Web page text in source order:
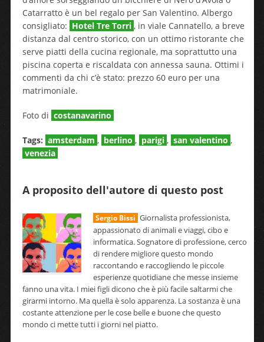
Catarratto è un bel regalo per San Valentino. Albergo
consigliato: Hotel Tre Torri , in viale Cannatello, a breve
distanza dal centro storico, con un ottimo ristorante che
serve piatti della cucina regionale, ma soprattutto una
piscina coperta e riscaldata con annessa sauna. Ottimi i
commenti da chi c’è stato: prezzo 60 euro per una
matrimoniale.
Foto di costanavarino
Tags: amsterdam , berlino , parigi , san valentino ,
venezia
A proposito dell'autore di questo post
Sergio Bissi Giornalista professionista,
appassionato di animali e viaggi, cibo e
informatica. Sognatore di professione, cerco
di rendere migliore questo mondo
raccontando e raccogliendo le piccole
esperienze quotidiane che messe insieme
fanno una vita. I miei figli dicono che è più facile saltarmi che
girarmi intorno. Ma quella è solo apparenza. La sostanza è una
costante attenzione per le cose belle e buone che questo
mondo ci mette tutti i giorni nel piatto.